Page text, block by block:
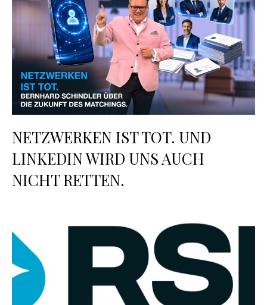
NETZWERKEN IST TOT. UND
LINKEDIN WIRD UNS AUCH
NICHT RETTEN.